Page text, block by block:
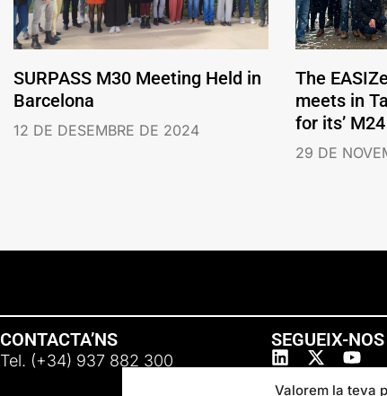
Valorem la teva
SURPASS M30 Meeting Held in
Barcelona
12 DE DESEMBRE DE 2024
The
meets in
for its’
29 DE
CONTACTA’NS
Tel. (+34) 937 882 300
SEGUEIX-NOS